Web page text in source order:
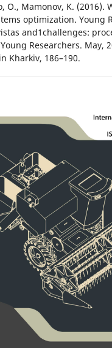
O., Mamonov, K. (2016).
optimization. Young
and1challenges:
Researchers. May,
Kharkiv, 186–190.